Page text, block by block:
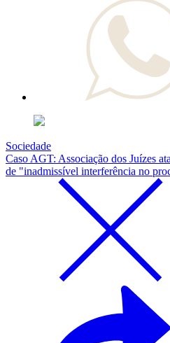
Sociedade
Caso AGT: Associação dos Juízes
de "inadmissível interferência no